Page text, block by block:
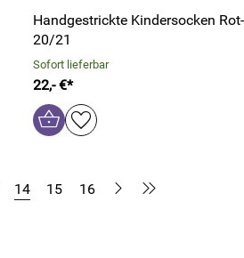
Handgestrickte Kindersocken
20/21
Sofort lieferbar
22,- €*
14 15 16